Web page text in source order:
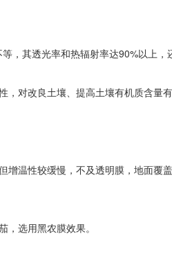
其透光率和热辐射率达90%以上，
对改良土壤、提高土壤有机质含量有
温性较缓慢，不及透明膜，地面覆
选用黑农膜效果。